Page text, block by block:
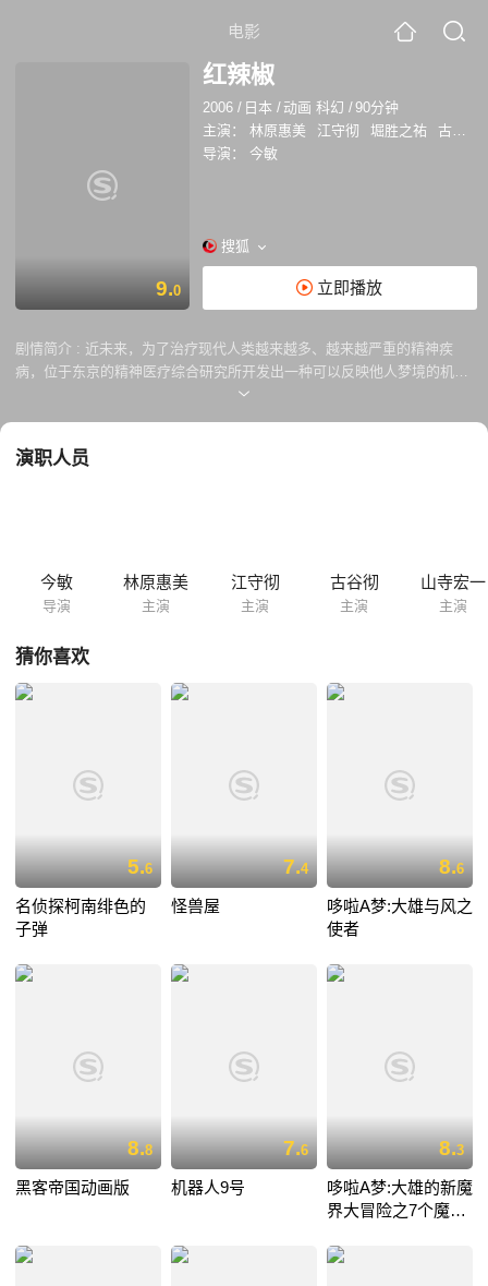
电影
9.0
红辣椒
2006 / 日本 / 动画 科幻 /90分钟
主演：
林原惠美 江守彻 堀胜之祐
古谷彻
导演：
今敏
搜狐
立即播放
剧情简介 : 近未来，为了治疗现代人类越来越多、越来越严重的精神疾
病，位于东京的精神医疗综合研究所开发出一种可以反映他人梦境的机
器。通过微型DC的帮助，梦境在显示器上呈现出来，更方便找到一个人
探“红辣椒”，她能够与患者同步体验梦境。为避免盗贼利用微型DC进一步
演职人员
今敏
导演
林原惠美
主演
江守彻
主演
古谷彻
主演
山寺宏一
主演
猜你喜欢
5.6
名侦探柯南绯色的
子弹
7.4
怪兽屋
8.6
哆啦A梦:大雄与风之
使者
8.8
黑客帝国动画版
7.6
机器人9号
8.3
哆啦A梦:大雄的新魔
界大冒险之7个魔法